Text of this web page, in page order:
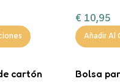
€ 10,95
Añadir Al
cartón
Bolsa